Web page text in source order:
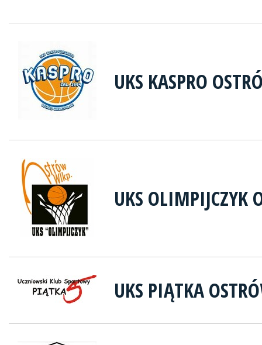
UKS KASPRO
UKS OLIMPIJCZYK
UKS PIĄTKA